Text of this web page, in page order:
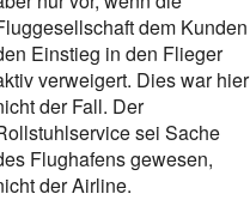
dem Kunden
Einstieg in den Flieger
verweigert. Dies war hier
der Fall. Der
sei Sache
Flughafens gewesen,
der Airline.